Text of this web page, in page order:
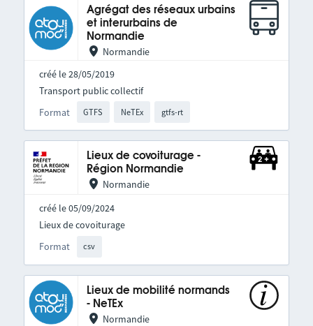
Agrégat des réseaux urbains
et interurbains de
Normandie
Normandie
créé le 28/05/2019
Format GTFS NeTEx gtfs-rt
Transport public collectif
Lieux de covoiturage -
Région Normandie
Normandie
créé le 05/09/2024
Format csv
Lieux de covoiturage
Lieux de mobilité normands
- NeTEx
Normandie